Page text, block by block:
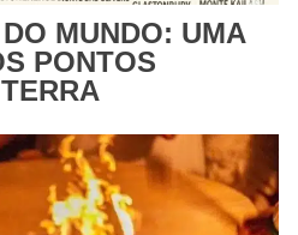
MUNDO: UMA
PONTOS